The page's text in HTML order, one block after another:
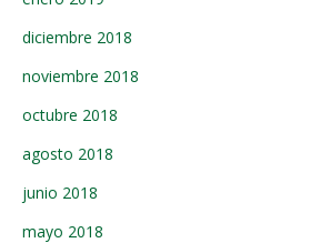
diciembre 2018
noviembre 2018
octubre 2018
agosto 2018
junio 2018
mayo 2018